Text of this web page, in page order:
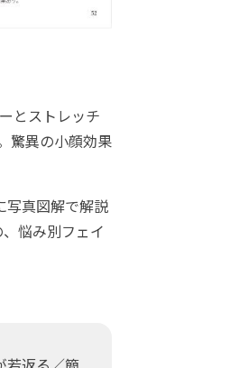
とストレッチ
驚異の小顔効果
写真図解で解説
悩み別フェイ